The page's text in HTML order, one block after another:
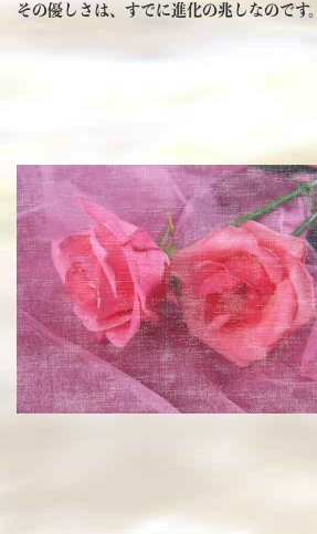
その優しさは、すでに進化の兆しなのです。